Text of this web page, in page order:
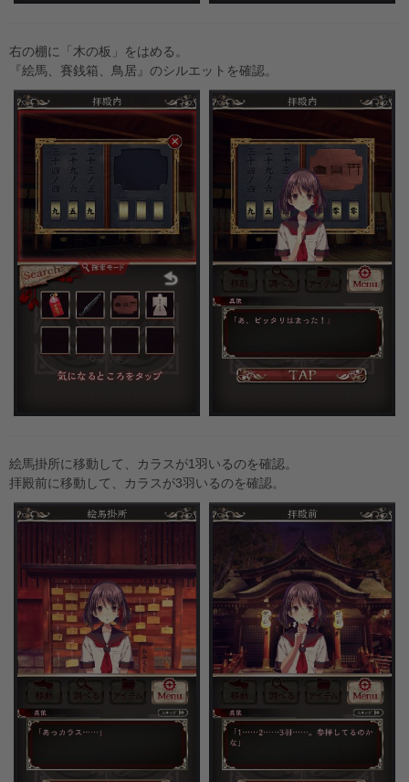
右の棚に「木の板」をはめる。
『絵馬、賽銭箱、鳥居』のシルエットを確認。
絵馬掛所に移動して、カラスが1羽いるのを確認。
拝殿前に移動して、カラスが3羽いるのを確認。